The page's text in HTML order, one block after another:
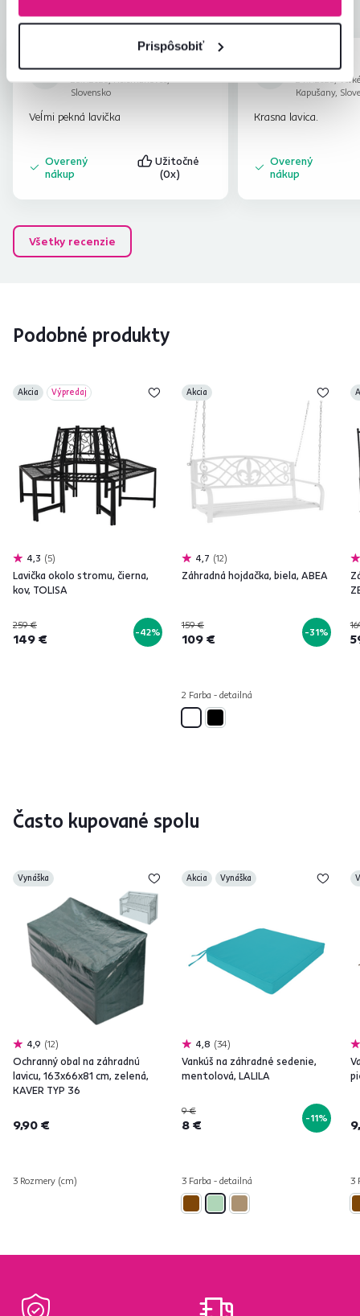
Prispôsobiť
J
26.7.2026, Helcmanovce,
Slovensko
5hviezdičiek
Veĺmi pekná lavička
Overený
nákup
Užitočné
(0x)
M
Monika C.
24.7.2023, Veľké
Kapušany,
Krasna lavica.
Overený
nákup
Všetky recenzie
Podobné produkty
Akcia Výpredaj
4,3 5
Lavička okolo stromu, čierna,
kov, TOLISA
259 €
149 € -42%
Akcia
4,7 12
Záhradná hojdačka, biela, ABEA
159 €
109 € -31%
2 Farba - detailná
Často kupované spolu
Vynáška
4,9 12
Ochranný obal na záhradnú
lavicu, 163x66x81 cm, zelená,
KAVER TYP 36
9,90 €
3 Rozmery (cm)
Akcia Vynáška
4,8 34
Vankúš na záhradné sedenie,
mentolová, LALILA
9 €
8 € -11%
3 Farba - detailná 3